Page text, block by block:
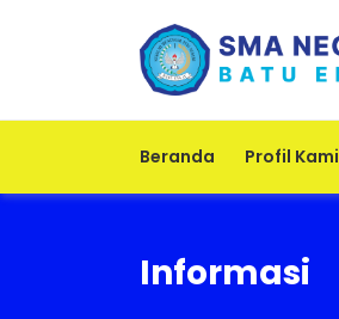
Beranda Profil Kami
Informasi